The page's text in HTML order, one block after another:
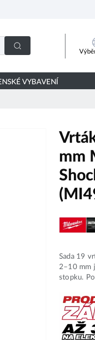
VYBAVENÍ
mm
Sada 19
2–10 mm
stopku.